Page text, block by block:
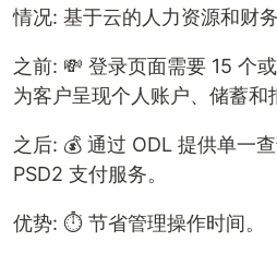
情况: 基于云的人力资源和财
之前: 💸 登录页面需要 15 个
为客户呈现个人账户、储蓄和
之后: 💰 通过 ODL 提供单一
PSD2 支付服务。
优势: ⏱️ 节省管理操作时间。